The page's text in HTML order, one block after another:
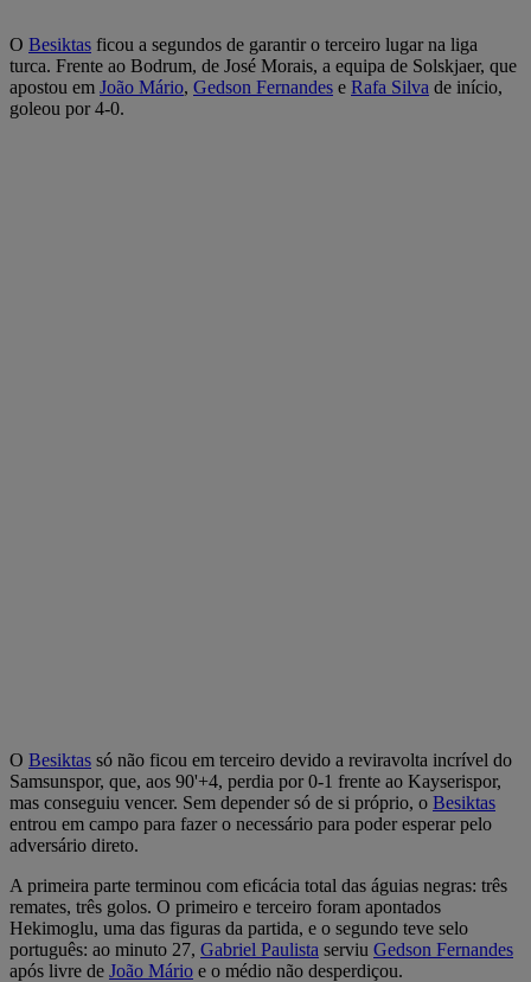
O Besiktas ficou a segundos de garantir o terceiro lugar na liga
turca. Frente ao Bodrum, de José Morais, a equipa de Solskjaer, que
apostou em João Mário, Gedson Fernandes e Rafa Silva de início,
goleou por 4-0.
O Besiktas só não ficou em terceiro devido a reviravolta incrível do
Samsunspor, que, aos 90'+4, perdia por 0-1 frente ao Kayserispor,
mas conseguiu vencer. Sem depender só de si próprio, o Besiktas
entrou em campo para fazer o necessário para poder esperar pelo
adversário direto.
A primeira parte terminou com eficácia total das águias negras: três
remates, três golos. O primeiro e terceiro foram apontados
Hekimoglu, uma das figuras da partida, e o segundo teve selo
português: ao minuto 27, Gabriel Paulista serviu Gedson Fernandes
após livre de João Mário e o médio não desperdiçou.